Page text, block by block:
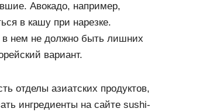
Авокадо, например,
в кашу при нарезке.
нем не должно быть лишних
вариант.
отделы азиатских продуктов,
ингредиенты на сайте sushi-